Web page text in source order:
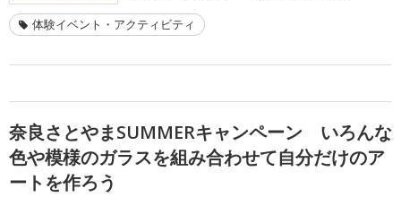
体験イベント・アクティビティ
奈良さとやまSUMMERキャンペーン いろんな
色や模様のガラスを組み合わせて自分だけのア
ートを作ろう